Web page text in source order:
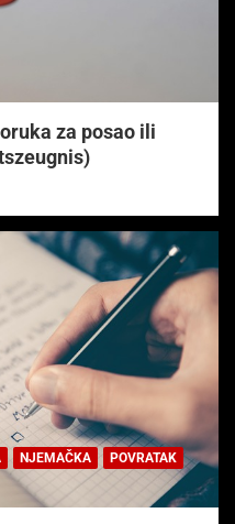
za posao ili
NJEMAČKA
POVRATAK